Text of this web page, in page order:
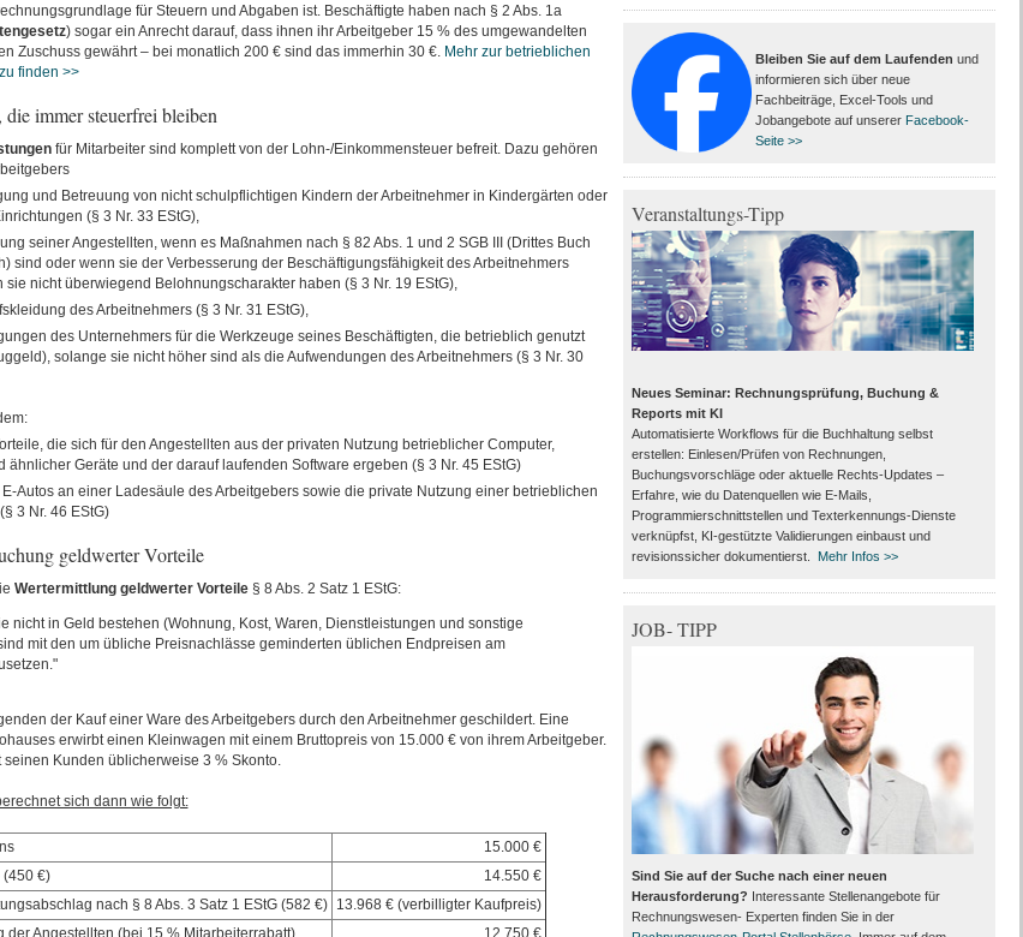
für Steuern und Abgaben ist. Beschäftigte haben nach § 2 Abs. 1a
) sogar ein Anrecht darauf, dass ihnen ihr Arbeitgeber 15 % des umgewandelten
Zuschuss gewährt – bei monatlich 200 € sind das immerhin 30 €. Mehr zur betrieblichen
zu finden >>
immer steuerfrei bleiben
für Mitarbeiter sind komplett von der Lohn-/Einkommensteuer befreit. Dazu gehören
und Betreuung von nicht schulpflichtigen Kindern der Arbeitnehmer in Kindergärten oder
(§ 3 Nr. 33 EStG),
seiner Angestellten, wenn es Maßnahmen nach § 82 Abs. 1 und 2 SGB III (Drittes Buch
sind oder wenn sie der Verbesserung der Beschäftigungsfähigkeit des Arbeitnehmers
sie nicht überwiegend Belohnungscharakter haben (§ 3 Nr. 19 EStG),
des Arbeitnehmers (§ 3 Nr. 31 EStG),
des Unternehmers für die Werkzeuge seines Beschäftigten, die betrieblich genutzt
solange sie nicht höher sind als die Aufwendungen des Arbeitnehmers (§ 3 Nr. 30
die sich für den Angestellten aus der privaten Nutzung betrieblicher Computer,
ähnlicher Geräte und der darauf laufenden Software ergeben (§ 3 Nr. 45 EStG)
Autos an einer Ladesäule des Arbeitgebers sowie die private Nutzung einer betrieblichen
3 Nr. 46 EStG)
geldwerter Vorteile
Wertermittlung geldwerter Vorteile§ 8 Abs. 2 Satz 1 EStG:
nicht in Geld bestehen (Wohnung, Kost, Waren, Dienstleistungen und sonstige
mit den um übliche Preisnachlässe geminderten üblichen Endpreisen am
der Kauf einer Ware des Arbeitgebers durch den Arbeitnehmer geschildert. Eine
erwirbt einen Kleinwagen mit einem Bruttopreis von 15.000 € von ihrem Arbeitgeber.
seinen Kunden üblicherweise 3 % Skonto.
sich dann wie folgt:
15.000 €
(450 €)
14.550 €
nach § 8 Abs. 3 Satz 1 EStG (582 €)
13.968 € (verbilligter Kaufpreis)
der Angestellten (bei 15 % Mitarbeiterrabatt)
12.750 €
Bleiben Sie auf dem Laufenden und
informieren sich über neue
Fachbeiträge, Excel-Tools und
Jobangebote auf unserer Facebook-
Seite >>
Veranstaltungs-Tipp
Neues Seminar: Rechnungsprüfung, Buchung &
Reports mit KI
Automatisierte Workflows für die Buchhaltung selbst
erstellen: Einlesen/Prüfen von Rechnungen,
Buchungsvorschläge oder aktuelle Rechts-Updates –
Erfahre, wie du Datenquellen wie E-Mails,
Programmierschnittstellen und Texterkennungs-Dienste
verknüpfst, KI-gestützte Validierungen einbaust und
revisionssicher dokumentierst.
Mehr Infos >>
JOB- TIPP
Sind Sie auf der Suche nach einer neuen
Herausforderung? Interessante Stellenangebote für
Rechnungswesen- Experten finden Sie in der